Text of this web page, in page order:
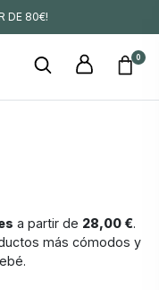
DE 80€!
0
a partir de 28,00 €.
más cómodos y